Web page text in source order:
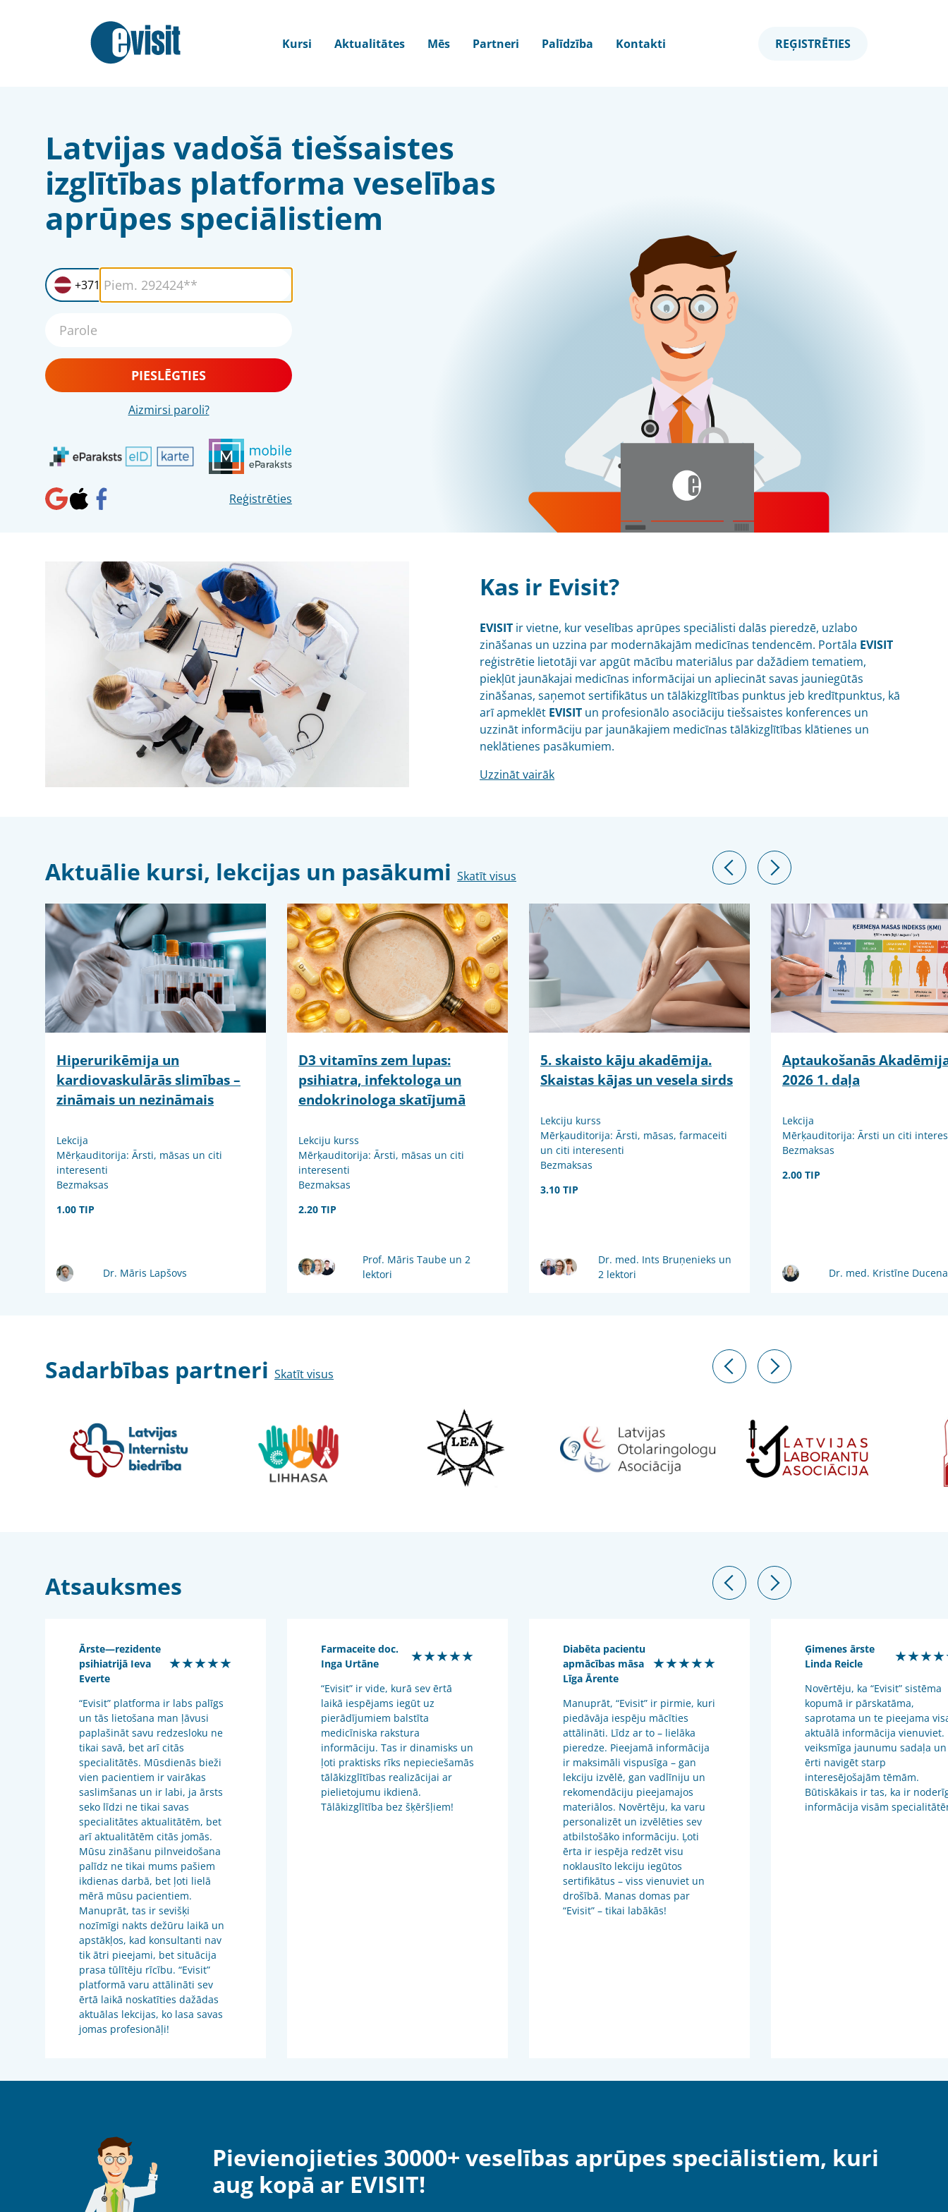
Kursi Aktualitātes Mēs Partneri Palīdzība Kontakti REĢISTRĒTIES
Latvijas vadošā tiešsaistes
izglītības platforma veselības
aprūpes speciālistiem
+371
PIESLĒGTIES
Aizmirsi paroli?
Reģistrēties
Kas ir Evisit?
EVISIT ir vietne, kur veselības aprūpes speciālisti dalās pieredzē, uzlabo
zināšanas un uzzina par modernākajām medicīnas tendencēm. Portāla EVISIT
reģistrētie lietotāji var apgūt mācību materiālus par dažādiem tematiem,
piekļūt jaunākajai medicīnas informācijai un apliecināt savas jauniegūtās
zināšanas, saņemot sertifikātus un tālākizglītības punktus jeb kredītpunktus, kā
arī apmeklēt EVISIT un profesionālo asociāciju tiešsaistes konferences un
uzzināt informāciju par jaunākajiem medicīnas tālākizglītības klātienes un
neklātienes pasākumiem.
Uzzināt vairāk
Aktuālie kursi, lekcijas un pasākumi Skatīt visus
Hiperurikēmija un
kardiovaskulārās slimības –
zināmais un nezināmais
Lekcija
Mērķauditorija: Ārsti, māsas un citi
interesenti
Bezmaksas
1.00 TIP
Dr. Māris Lapšovs
D3 vitamīns zem lupas:
psihiatra, infektologa un
endokrinologa skatījumā
Lekciju kurss
Mērķauditorija: Ārsti, māsas un citi
interesenti
Bezmaksas
2.20 TIP
Prof. Māris Taube un 2
lektori
5. skaisto kāju akadēmija.
Skaistas kājas un vesela sirds
Lekciju kurss
Mērķauditorija: Ārsti, māsas, farmaceiti
un citi interesenti
Bezmaksas
3.10 TIP
Dr. med. Ints Bruņenieks un
2 lektori
Aptaukošanās
2026 1. daļa
Lekcija
Mērķauditorija: Ārsti un citi
Bezmaksas
2.00 TIP
Dr. med. Kristīne Ducena
Sadarbības partneri Skatīt visus
Atsauksmes
Ārste—rezidente
psihiatrijā Ieva
Everte
★★★★★
“Evisit” platforma ir labs palīgs
un tās lietošana man ļāvusi
paplašināt savu redzesloku ne
tikai savā, bet arī citās
specialitātēs. Mūsdienās bieži
vien pacientiem ir vairākas
saslimšanas un ir labi, ja ārsts
seko līdzi ne tikai savas
specialitātes aktualitātēm, bet
arī aktualitātēm citās jomās.
Mūsu zināšanu pilnveidošana
palīdz ne tikai mums pašiem
ikdienas darbā, bet ļoti lielā
mērā mūsu pacientiem.
Manuprāt, tas ir sevišķi
nozīmīgi nakts dežūru laikā un
apstākļos, kad konsultanti nav
tik ātri pieejami, bet situācija
prasa tūlītēju rīcību. “Evisit”
platformā varu attālināti sev
ērtā laikā noskatīties dažādas
aktuālas lekcijas, ko lasa savas
jomas profesionāļi!
Farmaceite doc.
Inga Urtāne
★★★★★
“Evisit” ir vide, kurā sev ērtā
laikā iespējams iegūt uz
pierādījumiem balstīta
medicīniska rakstura
informāciju. Tas ir dinamisks un
ļoti praktisks rīks nepieciešamās
tālākizglītības realizācijai ar
pielietojumu ikdienā.
Tālākizglītība bez šķēršļiem!
Diabēta pacientu
apmācības māsa
Līga Ārente
★★★★★
Manuprāt, “Evisit” ir pirmie, kuri
piedāvāja iespēju mācīties
attālināti. Līdz ar to – lielāka
pieredze. Pieejamā informācija
ir maksimāli vispusīga – gan
lekciju izvēlē, gan vadlīniju un
rekomendāciju pieejamajos
materiālos. Novērtēju, ka varu
personalizēt un izvēlēties sev
atbilstošāko informāciju. Ļoti
ērta ir iespēja redzēt visu
noklausīto lekciju iegūtos
sertifikātus – viss vienuviet un
drošībā. Manas domas par
“Evisit” – tikai labākās!
Ģimenes ārste
Linda Reicle
Novērtēju, ka “Evisit” sistēma
kopumā ir pārskatāma,
saprotama un te pieejama
aktuālā informācija vienuviet.
veiksmīga jaunumu sadaļa
ērti navigēt starp
interesējošajām tēmām.
Būtiskākais ir tas, ka ir
informācija visām
Pievienojieties 30000+ veselības aprūpes speciālistiem, kuri
aug kopā ar EVISIT!